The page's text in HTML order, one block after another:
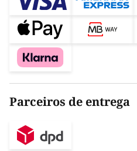
Parceiros de entrega